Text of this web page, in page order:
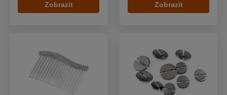
Zobrazit Zobrazit